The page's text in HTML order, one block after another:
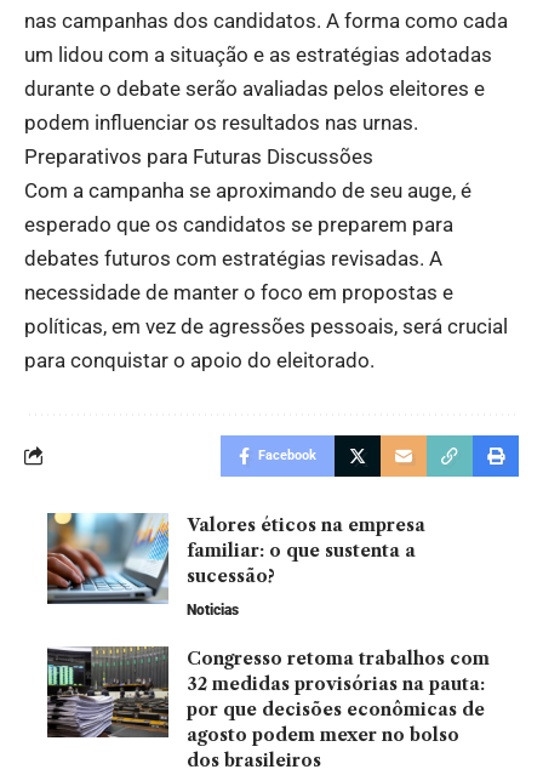
nas campanhas dos candidatos. A forma como cada
um lidou com a situação e as estratégias adotadas
durante o debate serão avaliadas pelos eleitores e
podem influenciar os resultados nas urnas.
Preparativos para Futuras Discussões
Com a campanha se aproximando de seu auge, é
esperado que os candidatos se preparem para
debates futuros com estratégias revisadas. A
necessidade de manter o foco em propostas e
políticas, em vez de agressões pessoais, será crucial
para conquistar o apoio do eleitorado.
Facebook
Valores éticos na empresa
familiar: o que sustenta a
sucessão?
Noticias
Congresso retoma trabalhos com
32 medidas provisórias na pauta:
por que decisões econômicas de
agosto podem mexer no bolso
dos brasileiros